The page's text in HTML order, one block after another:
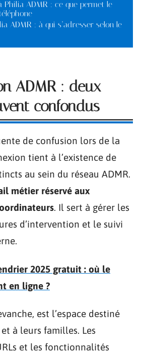
Philia ADMR : ce que permet le
ADMR : à qui s’adresser selon le
ADMR : deux
confondus
de confusion lors de la
tient à l’existence de
au sein du réseau ADMR.
métier réservé aux
. Il sert à gérer les
d’intervention et le suivi
2025 gratuit : où le
en ligne ?
est l’espace destiné
à leurs familles. Les
et les fonctionnalités